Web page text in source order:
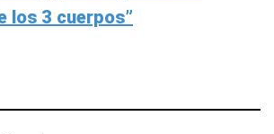
los 3 cuerpos”